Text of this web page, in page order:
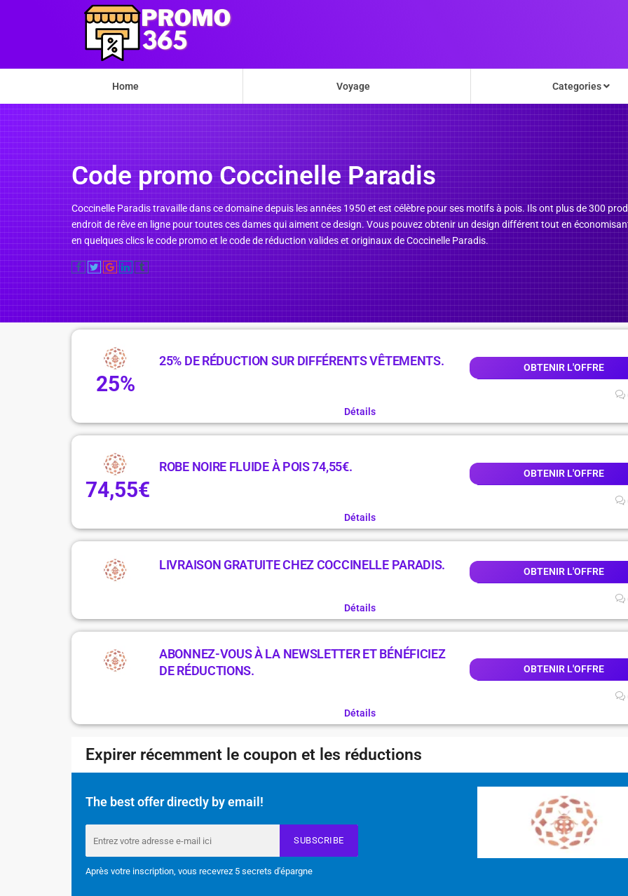
Home Voyage Categories
Code promo Coccinelle Paradis
Coccinelle Paradis travaille dans ce domaine depuis les années 1950 et est célèbre pour ses motifs à pois. Ils ont plus de 300
endroit de rêve en ligne pour toutes ces dames qui aiment ce design. Vous pouvez obtenir un design différent tout en
en quelques clics le code promo et le code de réduction valides et originaux de Coccinelle Paradis.
25%
25% DE RÉDUCTION SUR DIFFÉRENTS VÊTEMENTS. OBTENIR L'OFFRE
Détails
74,55€
ROBE NOIRE FLUIDE À POIS 74,55€. OBTENIR L'OFFRE
Détails
LIVRAISON GRATUITE CHEZ COCCINELLE PARADIS. OBTENIR L'OFFRE
Détails
ABONNEZ-VOUS À LA NEWSLETTER ET BÉNÉFICIEZ
DE RÉDUCTIONS.
OBTENIR L'OFFRE
Détails
Expirer récemment le coupon et les réductions
The best offer directly by email!
SUBSCRIBE
Après votre inscription, vous recevrez 5 secrets d'épargne